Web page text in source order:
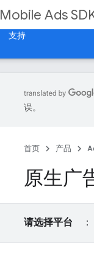
Mobile Ads
支持
误。
首页 产品
原生广
请选择平台 ：